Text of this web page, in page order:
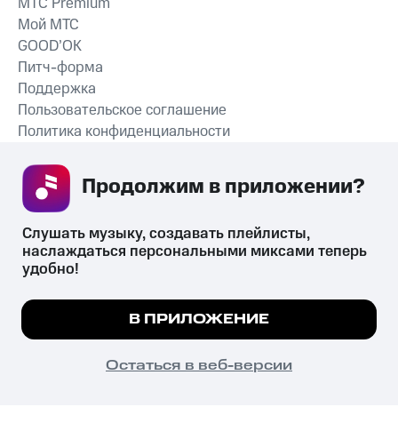
СКАЧАТЬ ПРИЛОЖЕНИЕ
Мой МТС
GOOD’OK
Питч-форма
Поддержка
Пользовательское соглашение
Политика конфиденциальности
психотропных веществ, их аналогов причиняет вред здоровью,
их незаконный оборот запрещён и влечёт установленную
законодательством ответственность.
© 2026 ООО «КИОН».
Все права защищены
Мы используем куки, чтобы на сайте все
Подробнее
ПОНЯТНО
Слушать музыку, создавать плейлисты,
наслаждаться персональными миксами теперь
удобно!
В ПРИЛОЖЕНИЕ
Остаться в веб-версии